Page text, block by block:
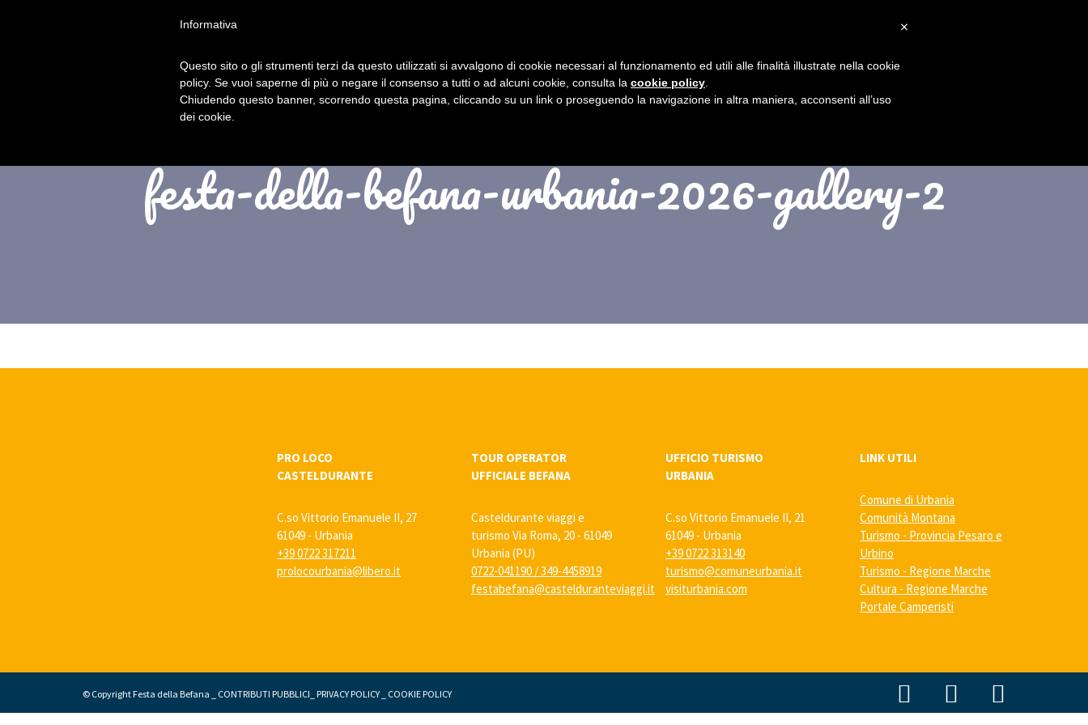
festa-della-befana-urbania-2026-gallery-2
PRO LOCO
CASTELDURANTE
C.so Vittorio Emanuele II, 27
61049 - Urbania
+39 0722 317211
prolocourbania@libero.it
TOUR OPERATOR
UFFICIALE BEFANA
Casteldurante viaggi e
turismo Via Roma, 20 - 61049
Urbania (PU)
0722-041190 /349-4458919
festabefana@castelduranteviaggi.it
UFFICIO TURISMO
URBANIA
C.so Vittorio Emanuele II, 21
61049 - Urbania
+39 0722 313140
turismo@comuneurbania.it
visiturbania.com
LINK UTILI
Comune di Urbania
Comunità Montana
Turismo - Provincia Pesaro e
Urbino
Turismo - Regione Marche
Cultura - Regione Marche
Portale Camperisti
© Copyright Festa della Befana _ CONTRIBUTI PUBBLICI PRIVACY POLICY COOKIE POLICY
×
Informativa
Questo sito o gli strumenti terzi da questo utilizzati si avvalgono di cookie necessari al funzionamento ed utili alle finalità illustrate nella cookie
policy. Se vuoi saperne di più o negare il consenso a tutti o ad alcuni cookie, consulta la cookie policy
Chiudendo questo banner, scorrendo questa pagina, cliccando su un link o proseguendo la navigazione in altra maniera, acconsenti all’uso
dei cookie.